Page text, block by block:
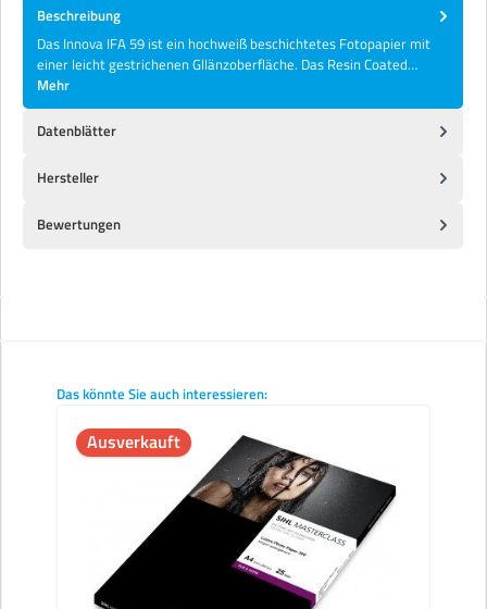
Beschreibung
Das Innova IFA 59 ist ein hochweiß beschichtetes Fotopapier mit
einer leicht gestrichenen Gllänzoberfläche. Das Resin Coated…
Mehr
Datenblätter
Hersteller
Bewertungen
Produktgalerie überspringen
Das könnte Sie auch interessieren:
Ausverkauft